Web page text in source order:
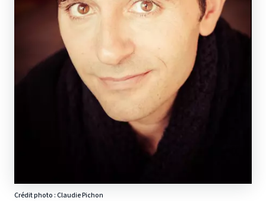
Crédit photo :Claudie Pichon